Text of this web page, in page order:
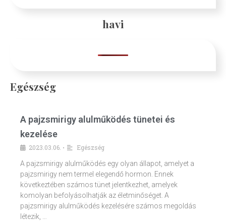
havi
Egészség
A pajzsmirigy alulműködés tünetei és
kezelése
2023.03.06. •
Egészség
A pajzsmirigy alulműködés egy olyan állapot, amelyet a
pajzsmirigy nem termel elegendő hormon. Ennek
következtében számos tünet jelentkezhet, amelyek
komolyan befolyásolhatják az életminőséget. A
pajzsmirigy alulműködés kezelésére számos megoldás
létezik, …